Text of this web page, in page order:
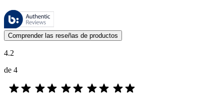
Estas reseñas las gestiona Bazaarvoice y cumplen con la política de
Las opiniones de los clientes en forma de reseñas de productos y
Comprender las reseñas de productos
4.2
de 4